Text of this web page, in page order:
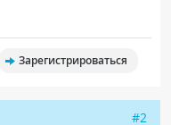
Зарегистрироваться
#2